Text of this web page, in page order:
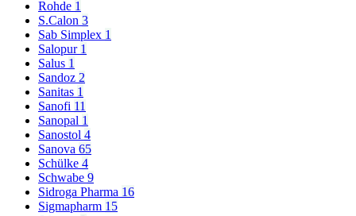
Rohde 1
S.Calon 3
Sab Simplex 1
Salopur 1
Salus 1
Sandoz 2
Sanitas 1
Sanofi 11
Sanopal 1
Sanostol 4
Sanova 65
Schülke 4
Schwabe 9
Sidroga Pharma 16
Sigmapharm 15